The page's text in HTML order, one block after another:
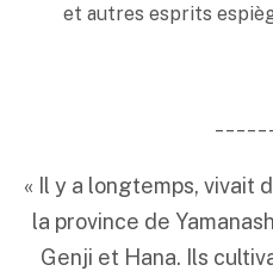
et autres esprits
« Il y a longtemps, vivait
la province de
Genji et Hana. Ils